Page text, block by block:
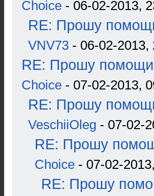
Choice - 06-02-2013,
RE: Прошу
VNV73 - 06-02-2013,
RE: Прошу помощи
Choice - 07-02-2013,
RE: Прошу
VeschiiOleg - 07-02-
RE: Прошу
Choice - 07-02-
RE: Прошу